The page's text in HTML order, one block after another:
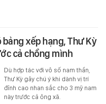
xếp hạng, Thư Kỳ
cả chồng mình
Dù hợp tác với vô số nam thần,
Thư Kỳ gây chú ý khi dành vị trí
đỉnh cao nhan sắc cho 3 mỹ nam
này trước cả ông xã.